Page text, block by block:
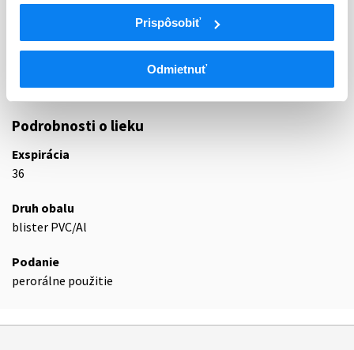
Prispôsobiť
Odmietnuť
N
Centrálna nervová sústava
Psycholeptiká
N05A
Antipsychotiká
Diazepíny, oxazepíny, tiazepíny a oxepíny
Podrobnosti o lieku
Exspirácia
36
Druh obalu
blister PVC/Al
Podanie
perorálne použitie